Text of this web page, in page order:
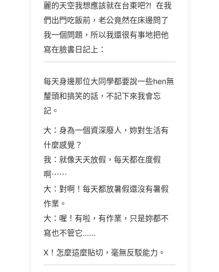
麗的天空我想應該就在台東吧?! 在我
們出門吃飯前，老公竟然在床邊問了
我一個問題，所以我還很有事地把他
寫在臉書日記上：
每天身邊那位大同學都要說一些hen無
釐頭和搞笑的話，不記下來我會忘
記。
大：身為一個資深廢人，妳對生活有
什麼感覺？
我：就像天天放假，每天都在度假
啊⋯⋯
大：對啊！每天都放暑假還沒有暑假
作業。
大：喔！有啦，有作業，只是妳都不
寫也不管它……
X！怎麼這麼貼切，毫無反駁能力。